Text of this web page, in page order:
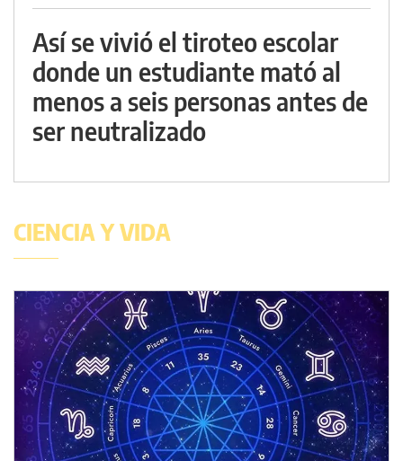
Así se vivió el tiroteo escolar
donde un estudiante mató al
menos a seis personas antes de
ser neutralizado
CIENCIA Y VIDA